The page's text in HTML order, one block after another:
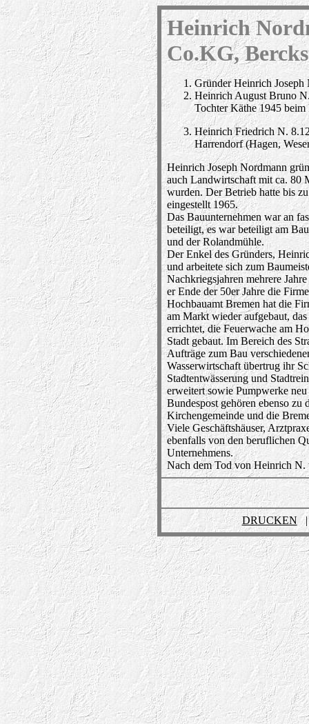
Heinrich
Co.KG,
Gründer Heinrich Joseph
Heinrich August Bruno
Tochter Käthe 1945
Heinrich Friedrich N.
Harrendorf (Hagen,
Heinrich Joseph Nordmann
auch Landwirtschaft mit ca. 80
wurden. Der Betrieb hatte bis
eingestellt 1965.
Das Bauunternehmen war an
beteiligt, es war beteiligt am
und der Rolandmühle.
Der Enkel des Gründers,
und arbeitete sich zum
Nachkriegsjahren mehrere
er Ende der 50er Jahre die
Hochbauamt Bremen hat die
am Markt wieder aufgebaut,
errichtet, die Feuerwache am
Stadt gebaut. Im Bereich des
Aufträge zum Bau
Wasserwirtschaft übertrug ihr
Stadtentwässerung und
erweitert sowie Pumpwerke
Bundespost gehören ebenso
Kirchengemeinde und die
Viele Geschäftshäuser,
ebenfalls von den beruflichen
Unternehmens.
Nach dem Tod von Heinrich N.
DRUCKEN